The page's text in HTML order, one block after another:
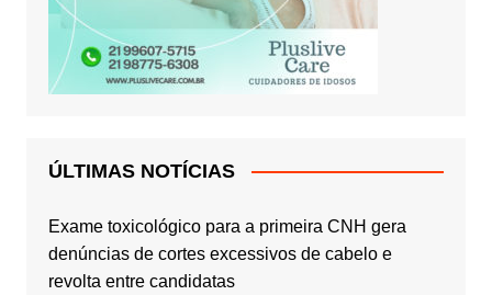
ÚLTIMAS NOTÍCIAS
Exame toxicológico para a primeira CNH gera
denúncias de cortes excessivos de cabelo e
revolta entre candidatas